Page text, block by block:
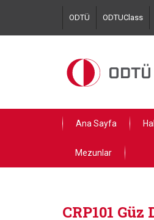
main
ODTÜ ODTUClass
Ana Sayfa
Mezunlar
CRP101